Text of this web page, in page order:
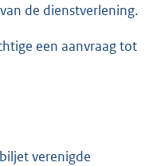
de dienstverlening.
een aanvraag tot
verenigde